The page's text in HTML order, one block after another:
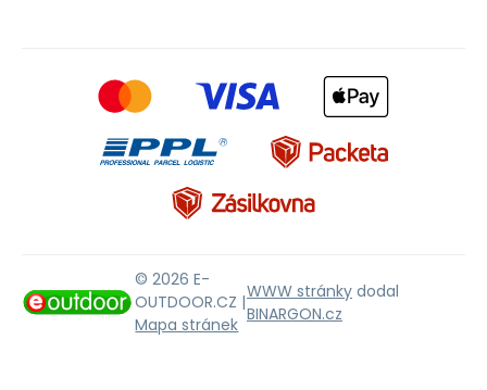
© 2026 E-
OUTDOOR.CZ |
Mapa stránek
WWW stránky dodal
BINARGON.cz